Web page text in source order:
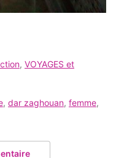
, VOYAGES et
, dar zaghouan, femme,